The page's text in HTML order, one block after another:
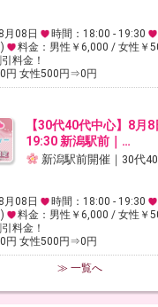
月08日 時間：18:00 - 19:30
料金：男性￥6,000 / 女性￥
料金！
円 女性500円⇒0円
【30代40代中心】8月
19:30 新潟駅前｜…
新潟駅前開催｜30代
月08日 時間：18:00 - 19:30
料金：男性￥6,000 / 女性￥
料金！
円 女性500円⇒0円
≫ 一覧へ